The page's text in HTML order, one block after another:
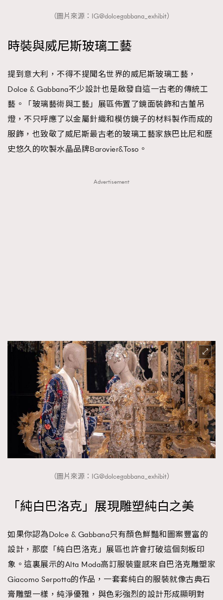
（圖片來源：IG@dolcegabbana_exhibit）
時裝與威尼斯玻璃工藝
提到意大利，不得不提聞名世界的威尼斯玻璃工藝，
Dolce & Gabbana不少設計也是啟發自這一古老的傳統工
藝。「玻璃藝術與工藝」展區佈置了鏡面裝飾和古董吊
燈，不只呼應了以金屬針織和模仿鏡子的材料製作而成的
服飾，也致敬了威尼斯最古老的玻璃工藝家族巴比尼和歷
史悠久的吹製水晶品牌Barovier&Toso。
Advertisement
（圖片來源：IG@dolcegabbana_exhibit）
「純白巴洛克」展現雕塑純白之美
如果你認為Dolce & Gabbana只有顏色鮮豔和圖案豐富的
設計，那麼「純白巴洛克」展區也許會打破這個刻板印
象。這裏展示的Alta Moda高訂服裝靈感來自巴洛克雕塑家
Giacomo Serpotta的作品，一套套純白的服裝就像古典石
膏雕塑一樣，純淨優雅，與色彩強烈的設計形成顯明對